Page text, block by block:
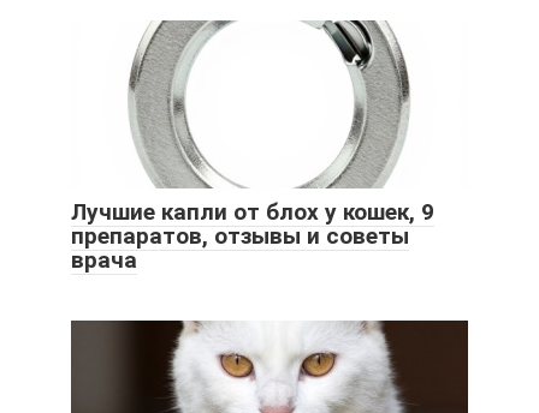
Лучшие капли от блох у кошек, 9
препаратов, отзывы и советы
врача